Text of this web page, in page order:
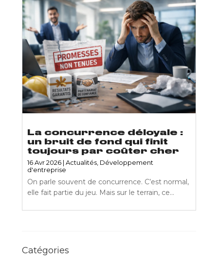
La concurrence déloyale :
un bruit de fond qui finit
toujours par coûter cher
16 Avr 2026| Actualités, Développement
d'entreprise
On parle souvent de concurrence. C’est normal,
elle fait partie du jeu. Mais sur le terrain, ce...
Catégories